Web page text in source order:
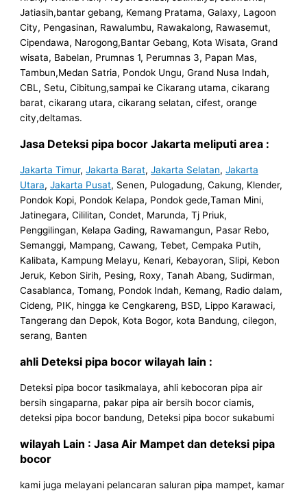
Jatiasih,bantar gebang, Kemang Pratama, Galaxy, Lagoon
City, Pengasinan, Rawalumbu, Rawakalong, Rawasemut,
Cipendawa, Narogong,Bantar Gebang, Kota Wisata, Grand
wisata, Babelan, Prumnas 1, Perumnas 3, Papan Mas,
Tambun,Medan Satria, Pondok Ungu, Grand Nusa Indah,
CBL, Setu, Cibitung,sampai ke Cikarang utama, cikarang
barat, cikarang utara, cikarang selatan, cifest, orange
city,deltamas.
Jasa Deteksi pipa bocor Jakarta meliputi area :
Jakarta Timur,Jakarta Barat,Jakarta Selatan,Jakarta
Utara,Jakarta Pusat, Senen, Pulogadung, Cakung, Klender,
Pondok Kopi, Pondok Kelapa, Pondok gede,Taman Mini,
Jatinegara, Cililitan, Condet, Marunda, Tj Priuk,
Penggilingan, Kelapa Gading, Rawamangun, Pasar Rebo,
Semanggi, Mampang, Cawang, Tebet, Cempaka Putih,
Kalibata, Kampung Melayu, Kenari, Kebayoran, Slipi, Kebon
Jeruk, Kebon Sirih, Pesing, Roxy, Tanah Abang, Sudirman,
Casablanca, Tomang, Pondok Indah, Kemang, Radio dalam,
Cideng, PIK, hingga ke Cengkareng, BSD, Lippo Karawaci,
Tangerang dan Depok, Kota Bogor, kota Bandung, cilegon,
serang, Banten
ahli Deteksi pipa bocor wilayah lain :
Deteksi pipa bocor tasikmalaya, ahli kebocoran pipa air
bersih singaparna, pakar pipa air bersih bocor ciamis,
deteksi pipa bocor bandung, Deteksi pipa bocor sukabumi
wilayah Lain : Jasa Air Mampet dan deteksi pipa
bocor
kami juga melayani pelancaran saluran pipa mampet, kamar